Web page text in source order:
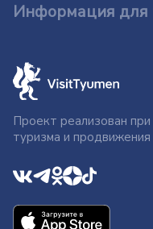
Информация для
Проект реализован
туризма и